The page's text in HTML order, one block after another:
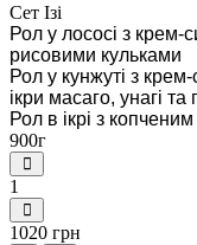
Сет Ізі
Рол у лососі з крем-
рисовими кульками
Рол у кунжуті з
ікри масаго, унагі
Рол в ікрі з
900г
1
1020 грн